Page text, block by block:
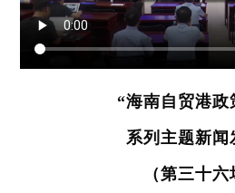
“海南自贸港政
系列主题新闻
（第三十六